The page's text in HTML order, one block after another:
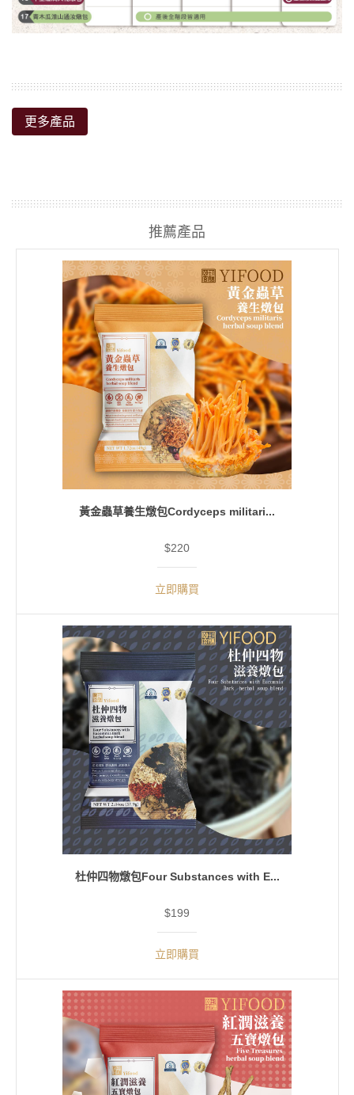
更多產品
推薦產品
黃金蟲草養生燉包Cordyceps militari...
$220
立即購買
杜仲四物燉包Four Substances with E...
$199
立即購買